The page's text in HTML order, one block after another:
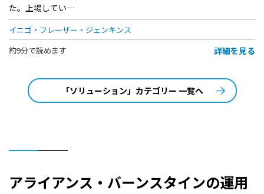
た。上場してい…
イニゴ・フレーザー・ジェンキンス
約9分で読めます
詳細を見る
「ソリューション」カテゴリー 一覧へ
アライアンス・バーンスタインの運用